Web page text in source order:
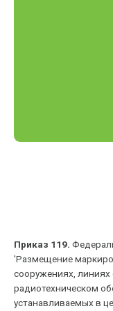
Приказ 119.
'Размещение
сооружениях, линиях
радиотехническом
устанавливаемых в